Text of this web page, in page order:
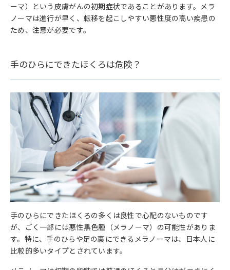
ーマ）という皮膚がんの初期症状であることがあります。メラ
ノーマは進行が早く、転移を起こしやすい悪性度の高い疾患の
ため、注意が必要です。
手のひらにできたほくろは危険？
手のひらにできたほくろの多くは良性で心配のないものです
が、ごく一部には悪性黒色腫（メラノーマ）の可能性がありま
す。特に、手のひらや足の裏にできるメラノーマは、日本人に
比較的多いタイプとされています。